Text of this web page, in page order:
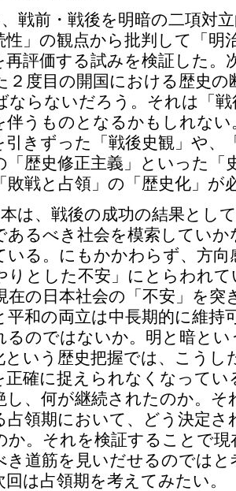
戦前・戦後を明暗の二項対
性」の観点から批判して「明
再評価する試みを検証した。
２度目の開国における歴史の
ならないだろう。それは「
伴うものとなるかもしれな
引きずった「戦後史観」や、
「歴史修正主義」といった「
敗戦と占領」の「歴史化」が
は、戦後の成功の結果とし
あるべき社会を模索してい
いる。にもかかわらず、方
りとした不安」にとらわれ
在の日本社会の「不安」を突
平和の両立は中長期的に維
るのではないか。明と暗とい
という歴史把握では、こうし
正確に捉えられなくなって
し、何が継続されたのか。そ
占領期において、どう決定さ
か。それを検証することで
き道筋を見いだせるのでは
は占領期を考えてみたい。